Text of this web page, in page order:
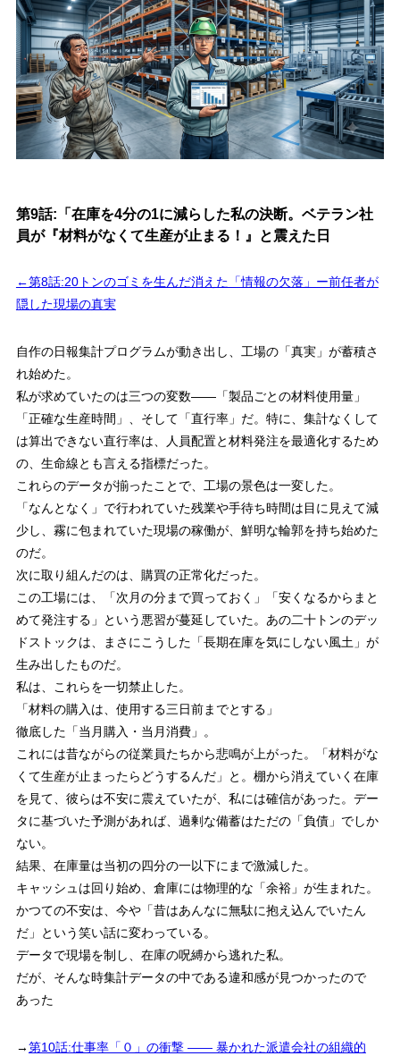
第9話:「在庫を4分の1に減らした私の決断。ベテラン社
員が『材料がなくて生産が止まる！』と震えた日
←第8話:20トンのゴミを生んだ消えた「情報の欠落」ー前任者が
隠した現場の真実
自作の日報集計プログラムが動き出し、工場の「真実」が蓄積さ
れ始めた。
私が求めていたのは三つの変数——「製品ごとの材料使用量」
「正確な生産時間」、そして「直行率」だ。特に、集計なくして
は算出できない直行率は、人員配置と材料発注を最適化するため
の、生命線とも言える指標だった。
これらのデータが揃ったことで、工場の景色は一変した。
「なんとなく」で行われていた残業や手待ち時間は目に見えて減
少し、霧に包まれていた現場の稼働が、鮮明な輪郭を持ち始めた
のだ。
次に取り組んだのは、購買の正常化だった。
この工場には、「次月の分まで買っておく」「安くなるからまと
めて発注する」という悪習が蔓延していた。あの二十トンのデッ
ドストックは、まさにこうした「長期在庫を気にしない風土」が
生み出したものだ。
私は、これらを一切禁止した。
「材料の購入は、使用する三日前までとする」
徹底した「当月購入・当月消費」。
これには昔ながらの従業員たちから悲鳴が上がった。「材料がな
くて生産が止まったらどうするんだ」と。棚から消えていく在庫
を見て、彼らは不安に震えていたが、私には確信があった。デー
タに基づいた予測があれば、過剰な備蓄はただの「負債」でしか
ない。
結果、在庫量は当初の四分の一以下にまで激減した。
キャッシュは回り始め、倉庫には物理的な「余裕」が生まれた。
かつての不安は、今や「昔はあんなに無駄に抱え込んでいたん
だ」という笑い話に変わっている。
データで現場を制し、在庫の呪縛から逃れた私。
だが、そんな時集計データの中である違和感が見つかったので
あった
→第10話:仕事率「０」の衝撃 —— 暴かれた派遣会社の組織的